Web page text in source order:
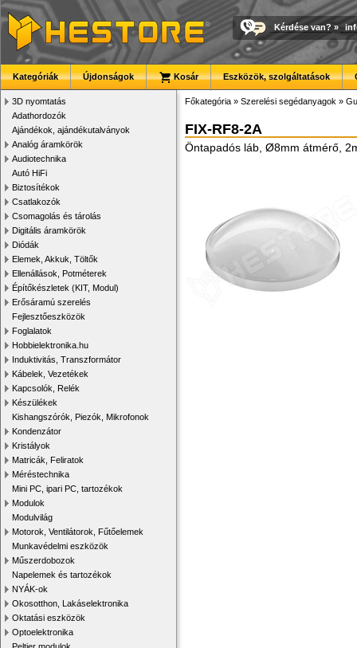
Kérdése van? »
Kategóriák Újdonságok Kosár Eszközök, szolgáltatások
3D nyomtatás
Adathordozók
Ajándékok, ajándékutalványok
Analóg áramkörök
Audiotechnika
Autó HiFi
Biztosítékok
Csatlakozók
Csomagolás és tárolás
Digitális áramkörök
Diódák
Elemek, Akkuk, Töltők
Ellenállások, Potméterek
Építőkészletek (KIT, Modul)
Erősáramú szerelés
Fejlesztőeszközök
Foglalatok
Hobbielektronika.hu
Induktivitás, Transzformátor
Kábelek, Vezetékek
Kapcsolók, Relék
Készülékek
Kishangszórók, Piezók, Mikrofonok
Kondenzátor
Kristályok
Matricák, Feliratok
Méréstechnika
Mini PC, ipari PC, tartozékok
Modulok
Modulvilág
Motorok, Ventilátorok, Fűtőelemek
Munkavédelmi eszközök
Műszerdobozok
Napelemek és tartozékok
NYÁK-ok
Okosotthon, Lakáselektronika
Oktatási eszközök
Optoelektronika
Főkategória » Szerelési segédanyagok »
FIX-RF8-2A
Öntapadós láb, Ø8mm átmérő,